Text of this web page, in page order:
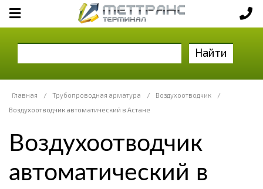
Найти
Главная / Трубопроводная арматура / Воздухоотводчик
/
Воздухоотводчик автоматический в Астане
Воздухоотводчик
автоматический в